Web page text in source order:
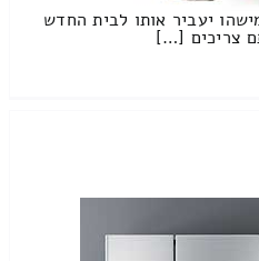
יעביר אותו לבית החדש
צריכים […]